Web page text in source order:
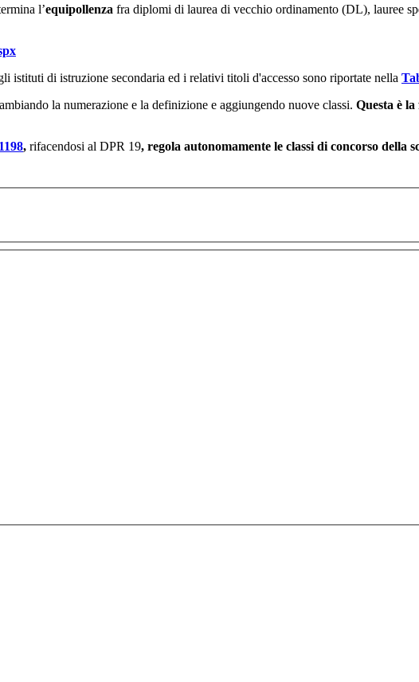
l’equipollenza fra diplomi di laurea di vecchio ordinamento (DL), lauree
istituti di istruzione secondaria ed i relativi titoli d'accesso sono riportate nella
la numerazione e la definizione e aggiungendo nuove classi. Questa è
, rifacendosi al DPR 19, regola autonomamente le classi di concorso della